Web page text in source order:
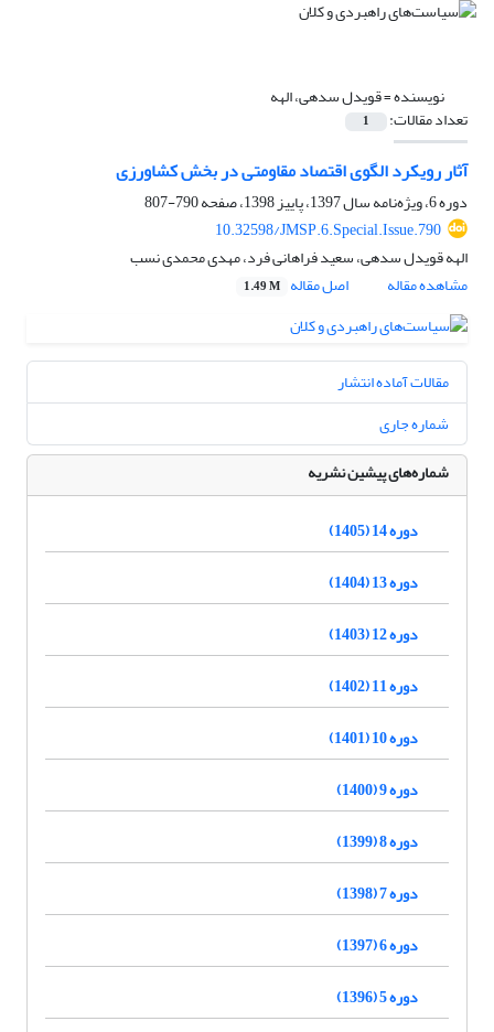
نویسنده =قویدل سدهی، الهه
تعداد مقالات: 1
آثار رویکرد الگوی اقتصاد مقاومتی در بخش کشاورزی
دوره 6، ویژه‌نامه سال 1397، پاییز 1398، صفحه
790-807
10.32598/JMSP.6.Special.Issue.790
الهه قویدل سدهی، سعید فراهانی فرد، مهدی محمدی نسب
مشاهده مقاله
اصل مقاله 1.49 M
مقالات آماده انتشار
شماره جاری
شماره‌های پیشین نشریه
دوره 14 (1405)
دوره 13 (1404)
دوره 12 (1403)
دوره 11 (1402)
دوره 10 (1401)
دوره 9 (1400)
دوره 8 (1399)
دوره 7 (1398)
دوره 6 (1397)
دوره 5 (1396)